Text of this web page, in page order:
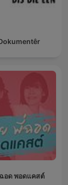
อด พอดแคสต์